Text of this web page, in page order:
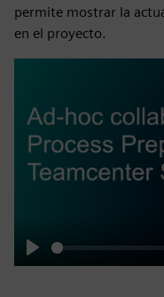
permite mostrar la
en el proyecto.
Play